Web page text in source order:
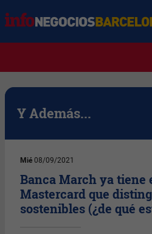
Y Además...
Mié 08/09/2021
Banca March ya tiene
Mastercard que
sostenibles (¿de qué